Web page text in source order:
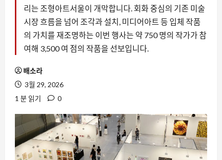
리는 조형아트서울이 개막합니다. 회화 중심의 기존 미술
시장 흐름을 넘어 조각과 설치, 미디어아트 등 입체 작품
의 가치를 재조명하는 이번 행사는 약 750 명의 작가가 참
여해 3,500 여 점의 작품을 선보입니다.
배소라
3월 29, 2026
1 분 읽기
0